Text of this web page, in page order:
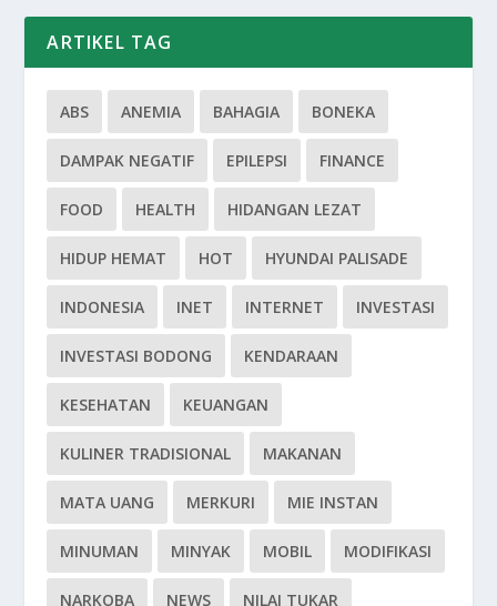
ARTIKEL TAG
ABS ANEMIA BAHAGIA BONEKA
DAMPAK NEGATIF EPILEPSI FINANCE
FOOD HEALTH HIDANGAN LEZAT
HIDUP HEMAT HOT HYUNDAI PALISADE
INDONESIA INET INTERNET INVESTASI
INVESTASI BODONG KENDARAAN
KESEHATAN KEUANGAN
KULINER TRADISIONAL MAKANAN
MATA UANG MERKURI MIE INSTAN
MINUMAN MINYAK MOBIL MODIFIKASI
NARKOBA NEWS NILAI TUKAR